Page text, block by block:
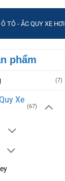
TÔ - ẮC QUY XE HƠI
phẩm
(7)
Xe
(67)